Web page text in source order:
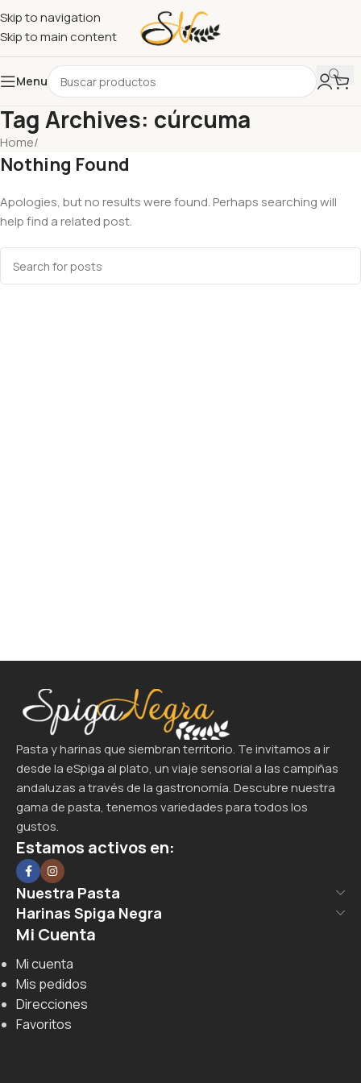
Skip to navigation
Skip to main content
Menu
Tag Archives: cúrcuma
Home/
Nothing Found
Apologies, but no results were found. Perhaps searching will
help find a related post.
Pasta y harinas que siembran territorio. Te invitamos a ir
desde la eSpiga al plato, un viaje sensorial a las campiñas
andaluzas a través de la gastronomía. Descubre nuestra
gama de pasta, tenemos variedades para todos los
gustos.
Estamos activos en:
Nuestra Pasta
Harinas Spiga Negra
Mi Cuenta
Mi cuenta
Mis pedidos
Direcciones
Favoritos